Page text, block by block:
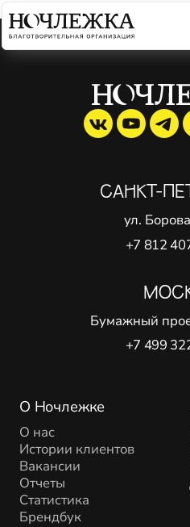
Элемент не
О Ночлежке
О нас
Истории клиентов
Вакансии
Отчеты
Статистика
Брендбук
САНКТ-
ул.
+7 812
Бумажный
+7 499